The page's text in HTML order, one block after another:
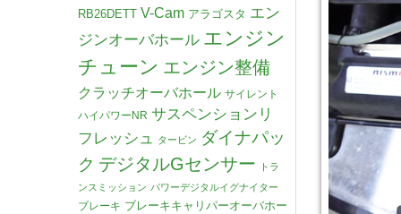
RB26DETT V-Cam アラゴスタ エン
ジンオーバホール エンジン
チューン エンジン整備
クラッチオーバホール サイレント
ハイパワーNR サスペンションリ
フレッシュ
タービン ダイナパッ
ク デジタルGセンサー
トラ
ンスミッション パワーデジタルイグナイター
ブレーキ ブレーキキャリパーオーバホー